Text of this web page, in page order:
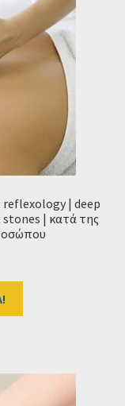
reflexology | deep
| κατά της